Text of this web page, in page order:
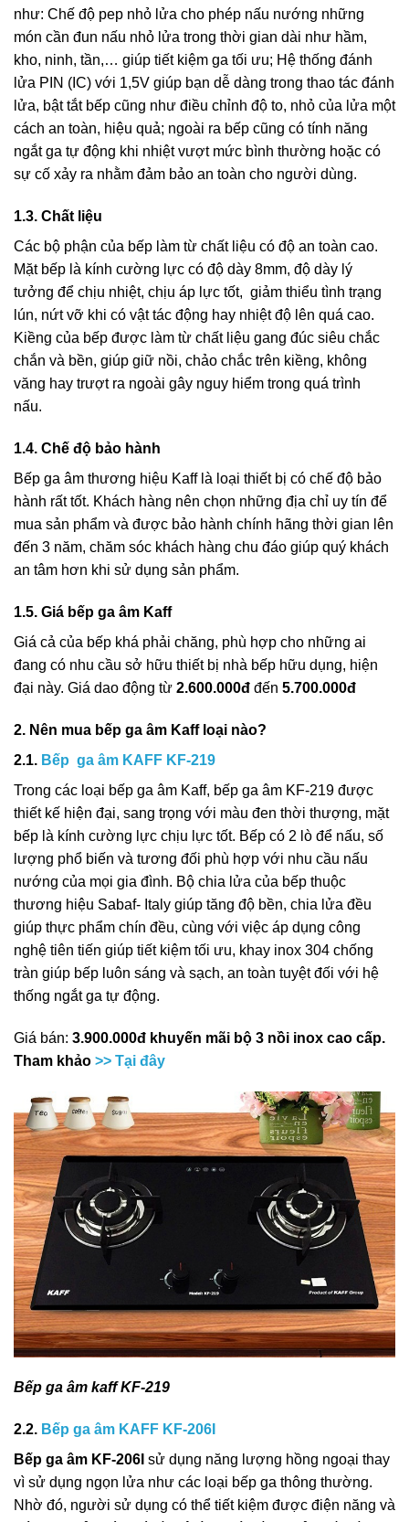
như: Chế độ pep nhỏ lửa cho phép nấu nướng những
món cần đun nấu nhỏ lửa trong thời gian dài như hầm,
kho, ninh, tần,… giúp tiết kiệm ga tối ưu; Hệ thống đánh
lửa PIN (IC) với 1,5V giúp bạn dễ dàng trong thao tác đánh
lửa, bật tắt bếp cũng như điều chỉnh độ to, nhỏ của lửa một
cách an toàn, hiệu quả; ngoài ra bếp cũng có tính năng
ngắt ga tự động khi nhiệt vượt mức bình thường hoặc có
sự cố xảy ra nhằm đảm bảo an toàn cho người dùng.
1.3. Chất liệu
Các bộ phận của bếp làm từ chất liệu có độ an toàn cao.
Mặt bếp là kính cường lực có độ dày 8mm, độ dày lý
tưởng để chịu nhiệt, chịu áp lực tốt, giảm thiểu tình trạng
lún, nứt vỡ khi có vật tác động hay nhiệt độ lên quá cao.
Kiềng của bếp được làm từ chất liệu gang đúc siêu chắc
chắn và bền, giúp giữ nồi, chảo chắc trên kiềng, không
văng hay trượt ra ngoài gây nguy hiểm trong quá trình
nấu.
1.4. Chế độ bảo hành
Bếp ga âm thương hiệu Kaff là loại thiết bị có chế độ bảo
hành rất tốt. Khách hàng nên chọn những địa chỉ uy tín để
mua sản phẩm và được bảo hành chính hãng thời gian lên
đến 3 năm, chăm sóc khách hàng chu đáo giúp quý khách
an tâm hơn khi sử dụng sản phẩm.
1.5. Giá bếp ga âm Kaff
Giá cả của bếp khá phải chăng, phù hợp cho những ai
đang có nhu cầu sở hữu thiết bị nhà bếp hữu dụng, hiện
đại này. Giá dao động từ 2.600.000đ đến 5.700.000đ
2. Nên mua bếp ga âm Kaff loại nào?
2.1. Bếp ga âm KAFF KF-219
Trong các loại bếp ga âm Kaff, bếp ga âm KF-219 được
thiết kế hiện đại, sang trọng với màu đen thời thượng, mặt
bếp là kính cường lực chịu lực tốt. Bếp có 2 lò để nấu, số
lượng phổ biến và tương đối phù hợp với nhu cầu nấu
nướng của mọi gia đình. Bộ chia lửa của bếp thuộc
thương hiệu Sabaf- Italy giúp tăng độ bền, chia lửa đều
giúp thực phẩm chín đều, cùng với việc áp dụng công
nghệ tiên tiến giúp tiết kiệm tối ưu, khay inox 304 chống
tràn giúp bếp luôn sáng và sạch, an toàn tuyệt đối với hệ
thống ngắt ga tự động.
Giá bán: 3.900.000đ khuyến mãi bộ 3 nồi inox cao cấp.
Tham khảo >> Tại đây
Bếp ga âm kaff KF-219
2.2. Bếp ga âm KAFF KF-206I
Bếp ga âm KF-206I sử dụng năng lượng hồng ngoại thay
vì sử dụng ngọn lửa như các loại bếp ga thông thường.
Nhờ đó, người sử dụng có thể tiết kiệm được điện năng và